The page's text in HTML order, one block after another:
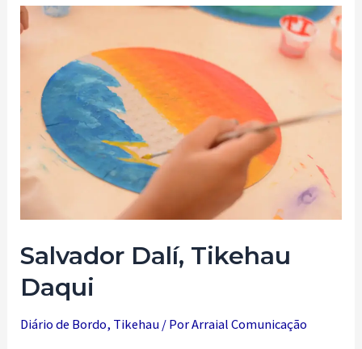
Salvador Dalí, Tikehau
Daqui
Diário de Bordo, Tikehau / PorArraial Comunicação